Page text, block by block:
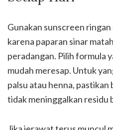
Gunakan sunscreen
karena paparan sinar
peradangan. Pilih formula
mudah meresap. Untuk
palsu atau henna,
tidak meninggalkan residu